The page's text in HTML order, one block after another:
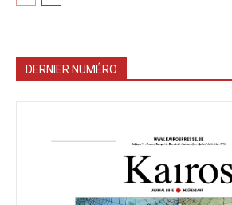
DERNIER NUMÉRO